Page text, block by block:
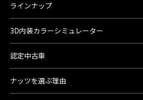
ラインナップ
3D内装カラーシミュレーター
認定中古車
ナッツを選ぶ理由